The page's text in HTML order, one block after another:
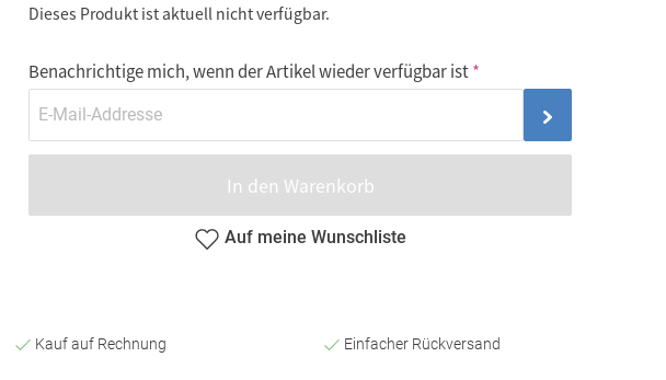
Dieses Produkt ist aktuell nicht verfügbar.
Benachrichtige mich, wenn der Artikel wieder verfügbar ist
In den Warenkorb
Auf meine Wunschliste
Kauf auf Rechnung Einfacher Rückversand